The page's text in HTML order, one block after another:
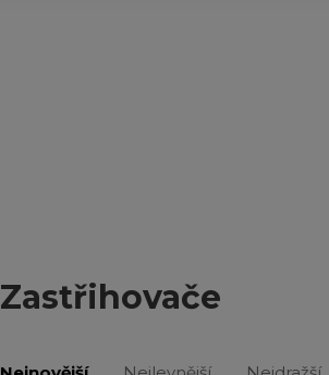
Zastřihovače